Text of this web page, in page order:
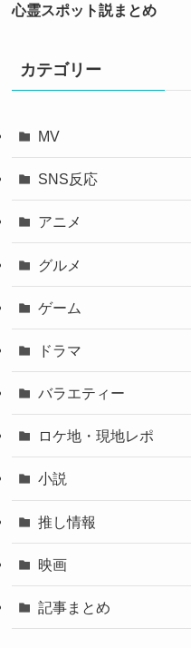
心霊スポット説まとめ
カテゴリー
MV
SNS反応
アニメ
グルメ
ゲーム
ドラマ
バラエティー
ロケ地・現地レポ
小説
推し情報
映画
記事まとめ